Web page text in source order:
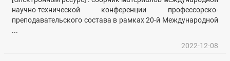
научно-технической конференции профессорско-
преподавательского состава в рамках 20-й Международной
...
2022-12-08